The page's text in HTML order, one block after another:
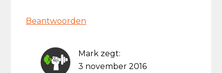
Beantwoorden
Mark zegt:
3 november 2016